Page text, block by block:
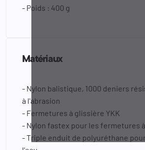
- Poids : 400 g
Matériaux
- Nylon balistique, 1000 deniers
à l'abrasion
- Fermetures à glissière YKK
- Nylon fastex pour les fermetures
- Triple enduit de polyuréthane